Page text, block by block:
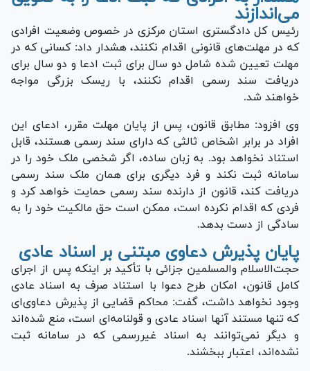
می‌اندازند
رئیس کل دادگستری استان مرکزی در خصوص وضعیت افرادی
که در مهلت‌های قانونی اقدام نکنند، هشدار داد: کسانی که در
مهلت تعیین شده شامل دو سال برای ثبت ادعا و دو سال برای
دریافت سند رسمی اقدام نکنند، با ریسک بزرگی مواجه
خواهند شد.
وی افزود: مطابق قانون، پس از پایان مهلت مقرر، ادعای این
افراد در برابر اشخاص ثالثی که دارای سند رسمی هستند، قابل
استناد نخواهد بود. به زبان ساده، اگر شخصی ملک خود را در
سامانه ثبت نکند و فرد دیگری برای همان ملک سند رسمی
دریافت کند، قانون از دارنده سند رسمی حمایت خواهد کرد و
فردی که اقدام نکرده است، ممکن است حق مالکیت خود را به
سادگی از دست بدهد.
پایان پذیرش دعاوی مبتنی بر اسناد عادی
حجت‌الاسلام والمسلمین جزائی با تأکید بر اینکه پس از اجرای
کامل قانون، امکان طرح دعوا با استناد صرف به اسناد عادی
وجود نخواهد داشت، گفت: محاکم قضایی از پذیرش دعاوی‌ای
که تنها مستند آنها اسناد عادی و قولنامه‌ای است، منع شده‌اند
و دیگر نمی‌توانند به اسناد غیررسمی که در سامانه ثبت
نشده‌اند، اعتبار ببخشند.